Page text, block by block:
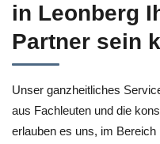
in Leonberg
Partner sein
Unser ganzheitliches
aus Fachleuten und die
erlauben es uns, im